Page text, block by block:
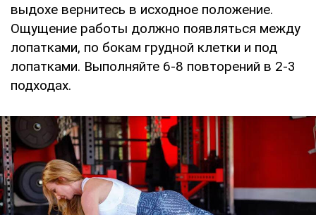
выдохе вернитесь в исходное положение.
Ощущение работы должно появляться между
лопатками, по бокам грудной клетки и под
лопатками. Выполняйте 6-8 повторений в 2-3
подходах.